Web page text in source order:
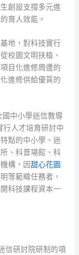
創設支撐多元進
育人效能。
地，對科技實行
校園文明扶植、
目化進修周遭的
進修供給優質的
中小學迷信教導
行人才培育研討中
點的中小學、迷
、科普場館、科
構，因甜心花園
等範疇任務者，
科技課程資本一
信研討院研制的項